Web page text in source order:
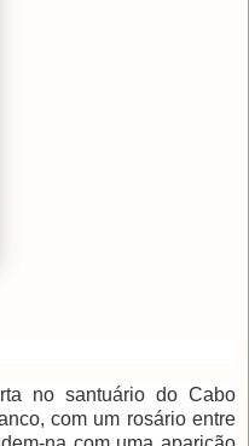
no santuário do Cabo
com um rosário entre